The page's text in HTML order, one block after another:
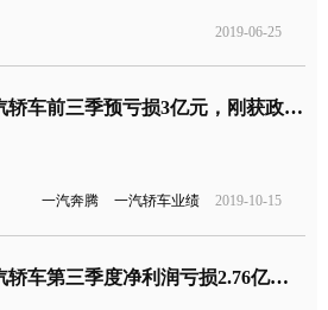
2019-06-25
一汽轿车前三季预亏损3亿元，刚获政府补贴1亿
一汽奔腾 一汽轿车业绩 2019-10-15
一汽轿车第三季度净利润亏损2.76亿元，重组方案仍需获得主管部门批准